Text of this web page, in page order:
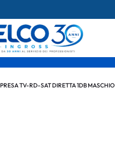
PRESA TV-RD-SAT DIRETTA 1DB MASCHIO